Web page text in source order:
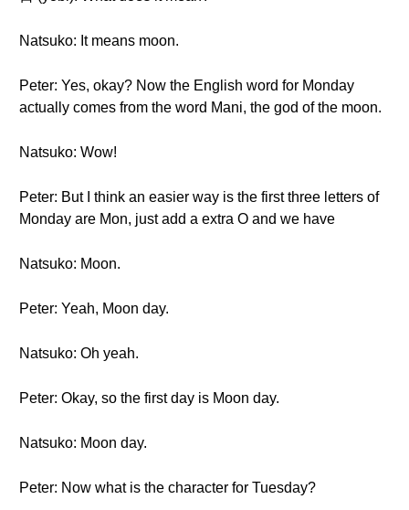
Natsuko: It means moon.
Peter: Yes, okay? Now the English word for Monday
actually comes from the word Mani, the god of the moon.
Natsuko: Wow!
Peter: But I think an easier way is the first three letters of
Monday are Mon, just add a extra O and we have
Natsuko: Moon.
Peter: Yeah, Moon day.
Natsuko: Oh yeah.
Peter: Okay, so the first day is Moon day.
Natsuko: Moon day.
Peter: Now what is the character for Tuesday?